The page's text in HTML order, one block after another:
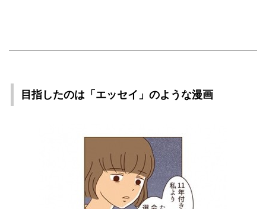
目指したのは「エッセイ」のような漫画